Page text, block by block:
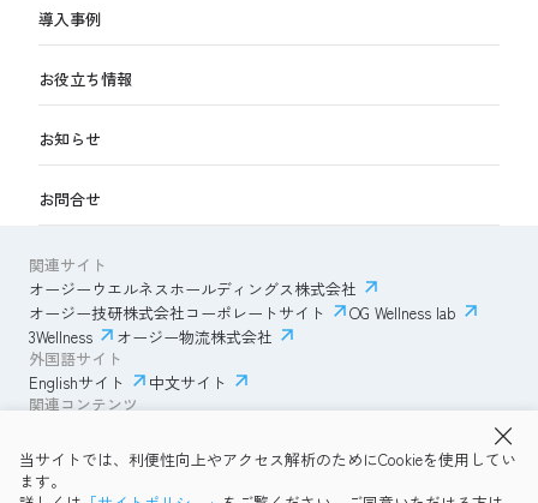
当サイトでは、利便性向上やアクセス解析のためにCookieを使用してい
ます。
導入事例
お役立ち情報
お知らせ
お問合せ
関連サイト
オージーウエルネスホールディングス株式会社
オージー技研株式会社コーポレートサイト
OG Wellness lab
3Wellness
オージー物流株式会社
外国語サイト
Englishサイト
中文サイト
関連コンテンツ
透明性ガイドライン